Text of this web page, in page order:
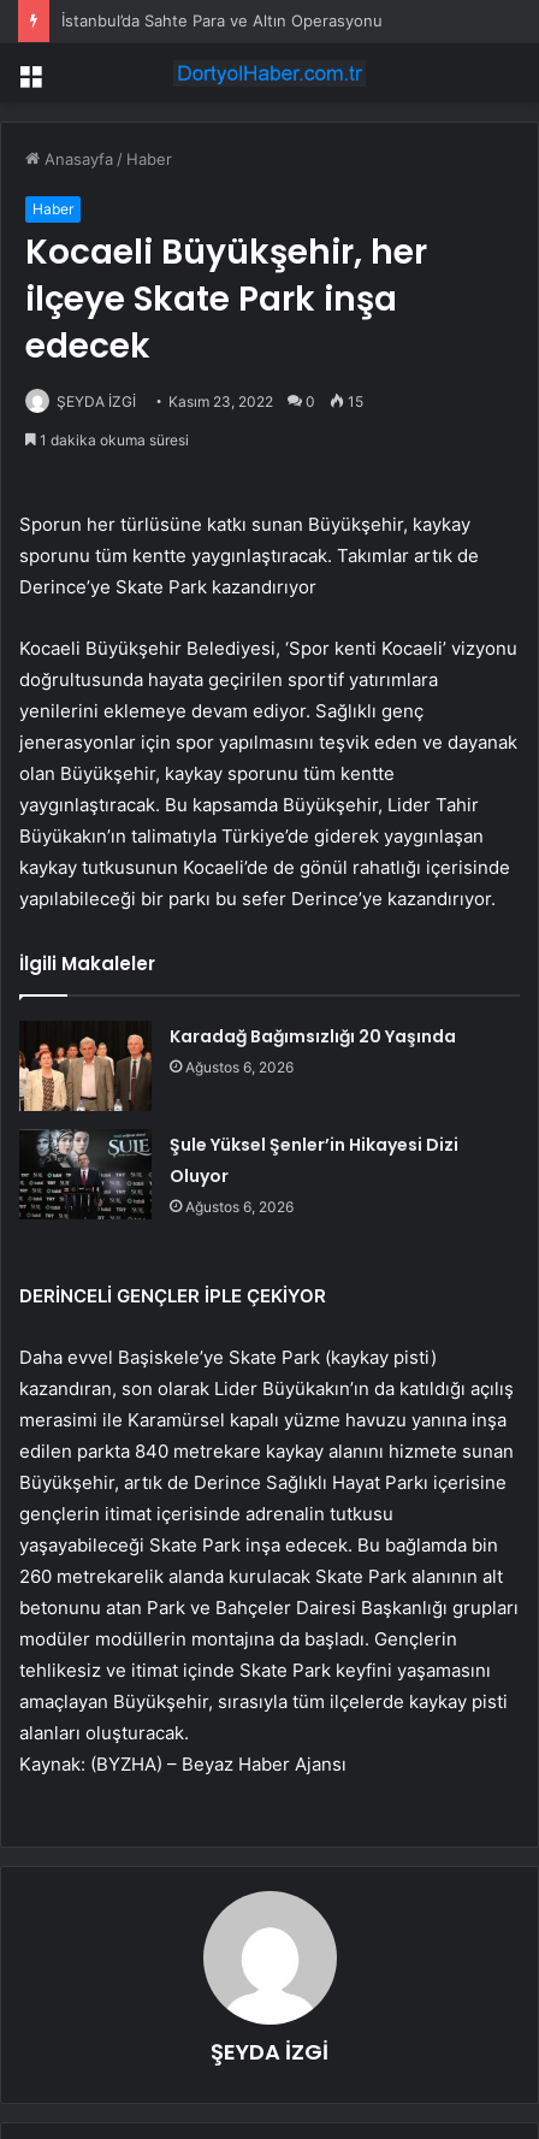
İstanbul’da Sahte Para ve Altın Operasyonu
Menü
Anasayfa / Haber
Haber
Kocaeli Büyükşehir, her
ilçeye Skate Park inşa
edecek
ŞEYDA İZGİ Kasım 23, 2022 0 15
1 dakika okuma süresi
Sporun her türlüsüne katkı sunan Büyükşehir, kaykay
sporunu tüm kentte yaygınlaştıracak. Takımlar artık de
Derince’ye Skate Park kazandırıyor
Kocaeli Büyükşehir Belediyesi, ‘Spor kenti Kocaeli’ vizyonu
doğrultusunda hayata geçirilen sportif yatırımlara
yenilerini eklemeye devam ediyor. Sağlıklı genç
jenerasyonlar için spor yapılmasını teşvik eden ve dayanak
olan Büyükşehir, kaykay sporunu tüm kentte
yaygınlaştıracak. Bu kapsamda Büyükşehir, Lider Tahir
Büyükakın’ın talimatıyla Türkiye’de giderek yaygınlaşan
kaykay tutkusunun Kocaeli’de de gönül rahatlığı içerisinde
yapılabileceği bir parkı bu sefer Derince’ye kazandırıyor.
İlgili Makaleler
Karadağ Bağımsızlığı 20 Yaşında
Ağustos 6, 2026
Şule Yüksel Şenler’in Hikayesi Dizi
Oluyor
Ağustos 6, 2026
DERİNCELİ GENÇLER İPLE ÇEKİYOR
Daha evvel Başiskele’ye Skate Park (kaykay pisti)
kazandıran, son olarak Lider Büyükakın’ın da katıldığı açılış
merasimi ile Karamürsel kapalı yüzme havuzu yanına inşa
edilen parkta 840 metrekare kaykay alanını hizmete sunan
Büyükşehir, artık de Derince Sağlıklı Hayat Parkı içerisine
gençlerin itimat içerisinde adrenalin tutkusu
yaşayabileceği Skate Park inşa edecek. Bu bağlamda bin
260 metrekarelik alanda kurulacak Skate Park alanının alt
betonunu atan Park ve Bahçeler Dairesi Başkanlığı grupları
modüler modüllerin montajına da başladı. Gençlerin
tehlikesiz ve itimat içinde Skate Park keyfini yaşamasını
amaçlayan Büyükşehir, sırasıyla tüm ilçelerde kaykay pisti
alanları oluşturacak.
Kaynak: (BYZHA) – Beyaz Haber Ajansı
ŞEYDA İZGİ